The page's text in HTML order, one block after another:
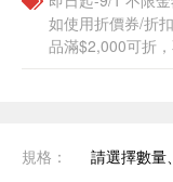
如使用折價券/折
品滿$2,000可折
規格： 請選擇數量